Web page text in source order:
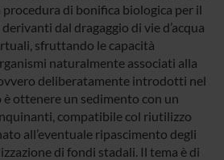
di bonifica biologica per il
dal dragaggio di vie d’acqua
sfruttando le capacità
naturalmente associati alla
deliberatamente introdotti nel
ottenere un sedimento con un
compatibile col riutilizzo
all’eventuale ripascimento degli
di fondi stadali. Il tema è di